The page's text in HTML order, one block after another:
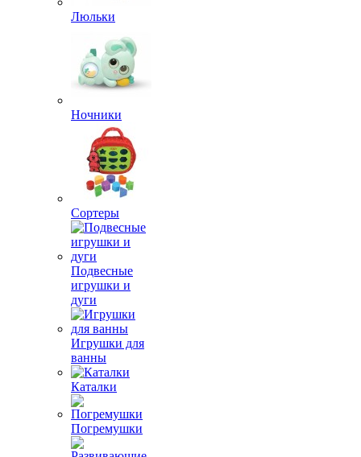
Люльки
Ночники
Сортеры
Подвесные
игрушки и
дуги
Игрушки для
ванны
Каталки
Погремушки